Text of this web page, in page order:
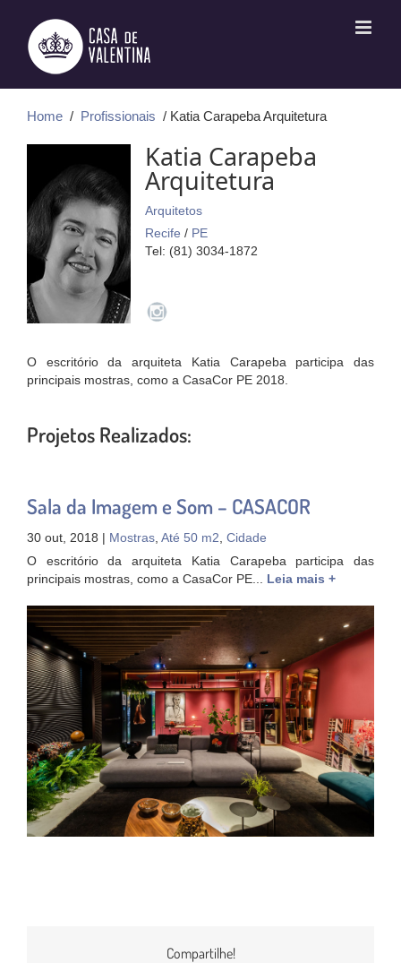
conteúdo
Home / Profissionais / Katia Carapeba Arquitetura
Katia Carapeba
Arquitetura
Arquitetos
Recife / PE
Tel: (81) 3034-1872
O escritório da arquiteta Katia Carapeba participa das
principais mostras, como a CasaCor PE 2018.
Projetos Realizados:
Sala da Imagem e Som – CASACOR
30 out, 2018 | Mostras, Até 50 m2, Cidade
O escritório da arquiteta Katia Carapeba participa das
principais mostras, como a CasaCor PE... Leia mais +
Compartilhe!